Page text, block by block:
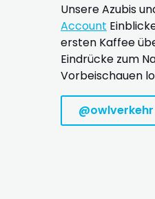
Unsere Azubis
Account
ersten Kaffee
Eindrücke zum
Vorbeischauen
@owlverkehr